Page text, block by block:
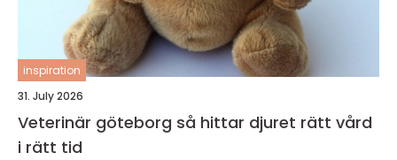
inspiration
31. July 2026
Veterinär göteborg så hittar djuret rätt vård
i rätt tid